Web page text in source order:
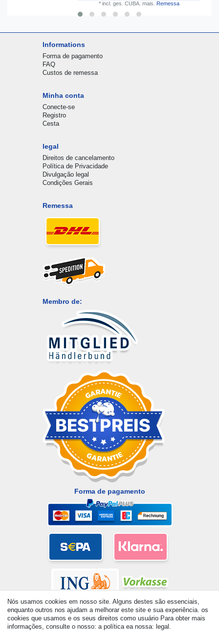
* incl. ges. CUBA. mais. Remessa
Informations
Forma de pagamento
FAQ
Custos de remessa
Minha conta
Conecte-se
Registro
Cesta
legal
Direitos de cancelamento
Política de Privacidade
Divulgação legal
Condições Gerais
Remessa
Membro de:
Forma de pagamento
Nós usamos cookies em nosso site. Alguns destes são essenciais,
enquanto outros nos ajudam a melhorar este site e sua experiência. os
cookies que usamos e os seus direitos como usuário Para obter mais
informações, consulte o nosso: a política ea nossa: legal.